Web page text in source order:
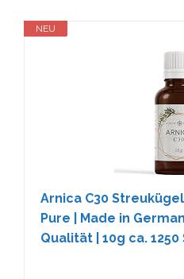
NEU
Arnica C30
Pure | Made in
Qualität | 10g ca.